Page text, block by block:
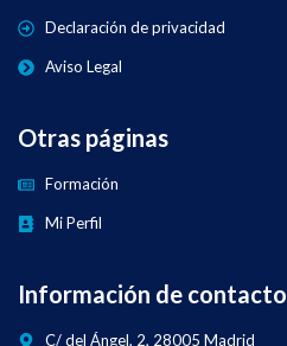
Declaración de privacidad
Aviso Legal
Otras páginas
Formación
Mi Perfil
Información de contacto
C/ del Ángel, 2, 28005 Madrid